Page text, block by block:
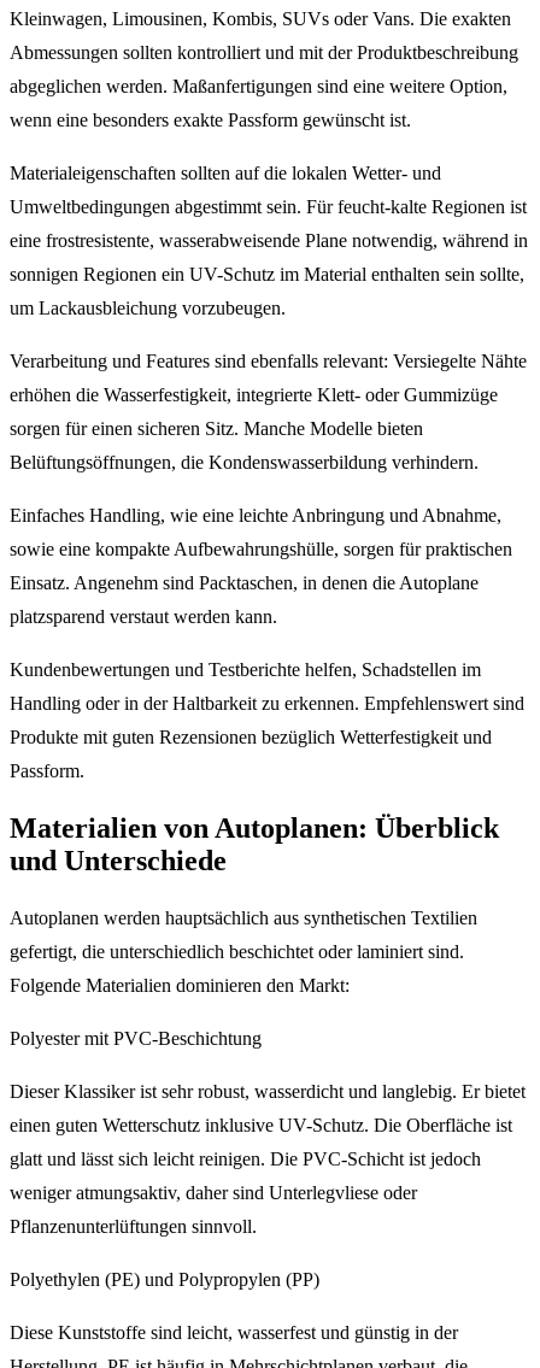
Kleinwagen, Limousinen, Kombis, SUVs oder Vans. Die exakten
Abmessungen sollten kontrolliert und mit der Produktbeschreibung
abgeglichen werden. Maßanfertigungen sind eine weitere Option,
wenn eine besonders exakte Passform gewünscht ist.
Materialeigenschaften sollten auf die lokalen Wetter- und
Umweltbedingungen abgestimmt sein. Für feucht-kalte Regionen ist
eine frostresistente, wasserabweisende Plane notwendig, während in
sonnigen Regionen ein UV-Schutz im Material enthalten sein sollte,
um Lackausbleichung vorzubeugen.
Verarbeitung und Features sind ebenfalls relevant: Versiegelte Nähte
erhöhen die Wasserfestigkeit, integrierte Klett- oder Gummizüge
sorgen für einen sicheren Sitz. Manche Modelle bieten
Belüftungsöffnungen, die Kondenswasserbildung verhindern.
Einfaches Handling, wie eine leichte Anbringung und Abnahme,
sowie eine kompakte Aufbewahrungshülle, sorgen für praktischen
Einsatz. Angenehm sind Packtaschen, in denen die Autoplane
platzsparend verstaut werden kann.
Kundenbewertungen und Testberichte helfen, Schadstellen im
Handling oder in der Haltbarkeit zu erkennen. Empfehlenswert sind
Produkte mit guten Rezensionen bezüglich Wetterfestigkeit und
Passform.
Materialien von Autoplanen: Überblick
und Unterschiede
Autoplanen werden hauptsächlich aus synthetischen Textilien
gefertigt, die unterschiedlich beschichtet oder laminiert sind.
Folgende Materialien dominieren den Markt:
Polyester mit PVC-Beschichtung
Dieser Klassiker ist sehr robust, wasserdicht und langlebig. Er bietet
einen guten Wetterschutz inklusive UV-Schutz. Die Oberfläche ist
glatt und lässt sich leicht reinigen. Die PVC-Schicht ist jedoch
weniger atmungsaktiv, daher sind Unterlegvliese oder
Pflanzenunterlüftungen sinnvoll.
Polyethylen (PE) und Polypropylen (PP)
Diese Kunststoffe sind leicht, wasserfest und günstig in der